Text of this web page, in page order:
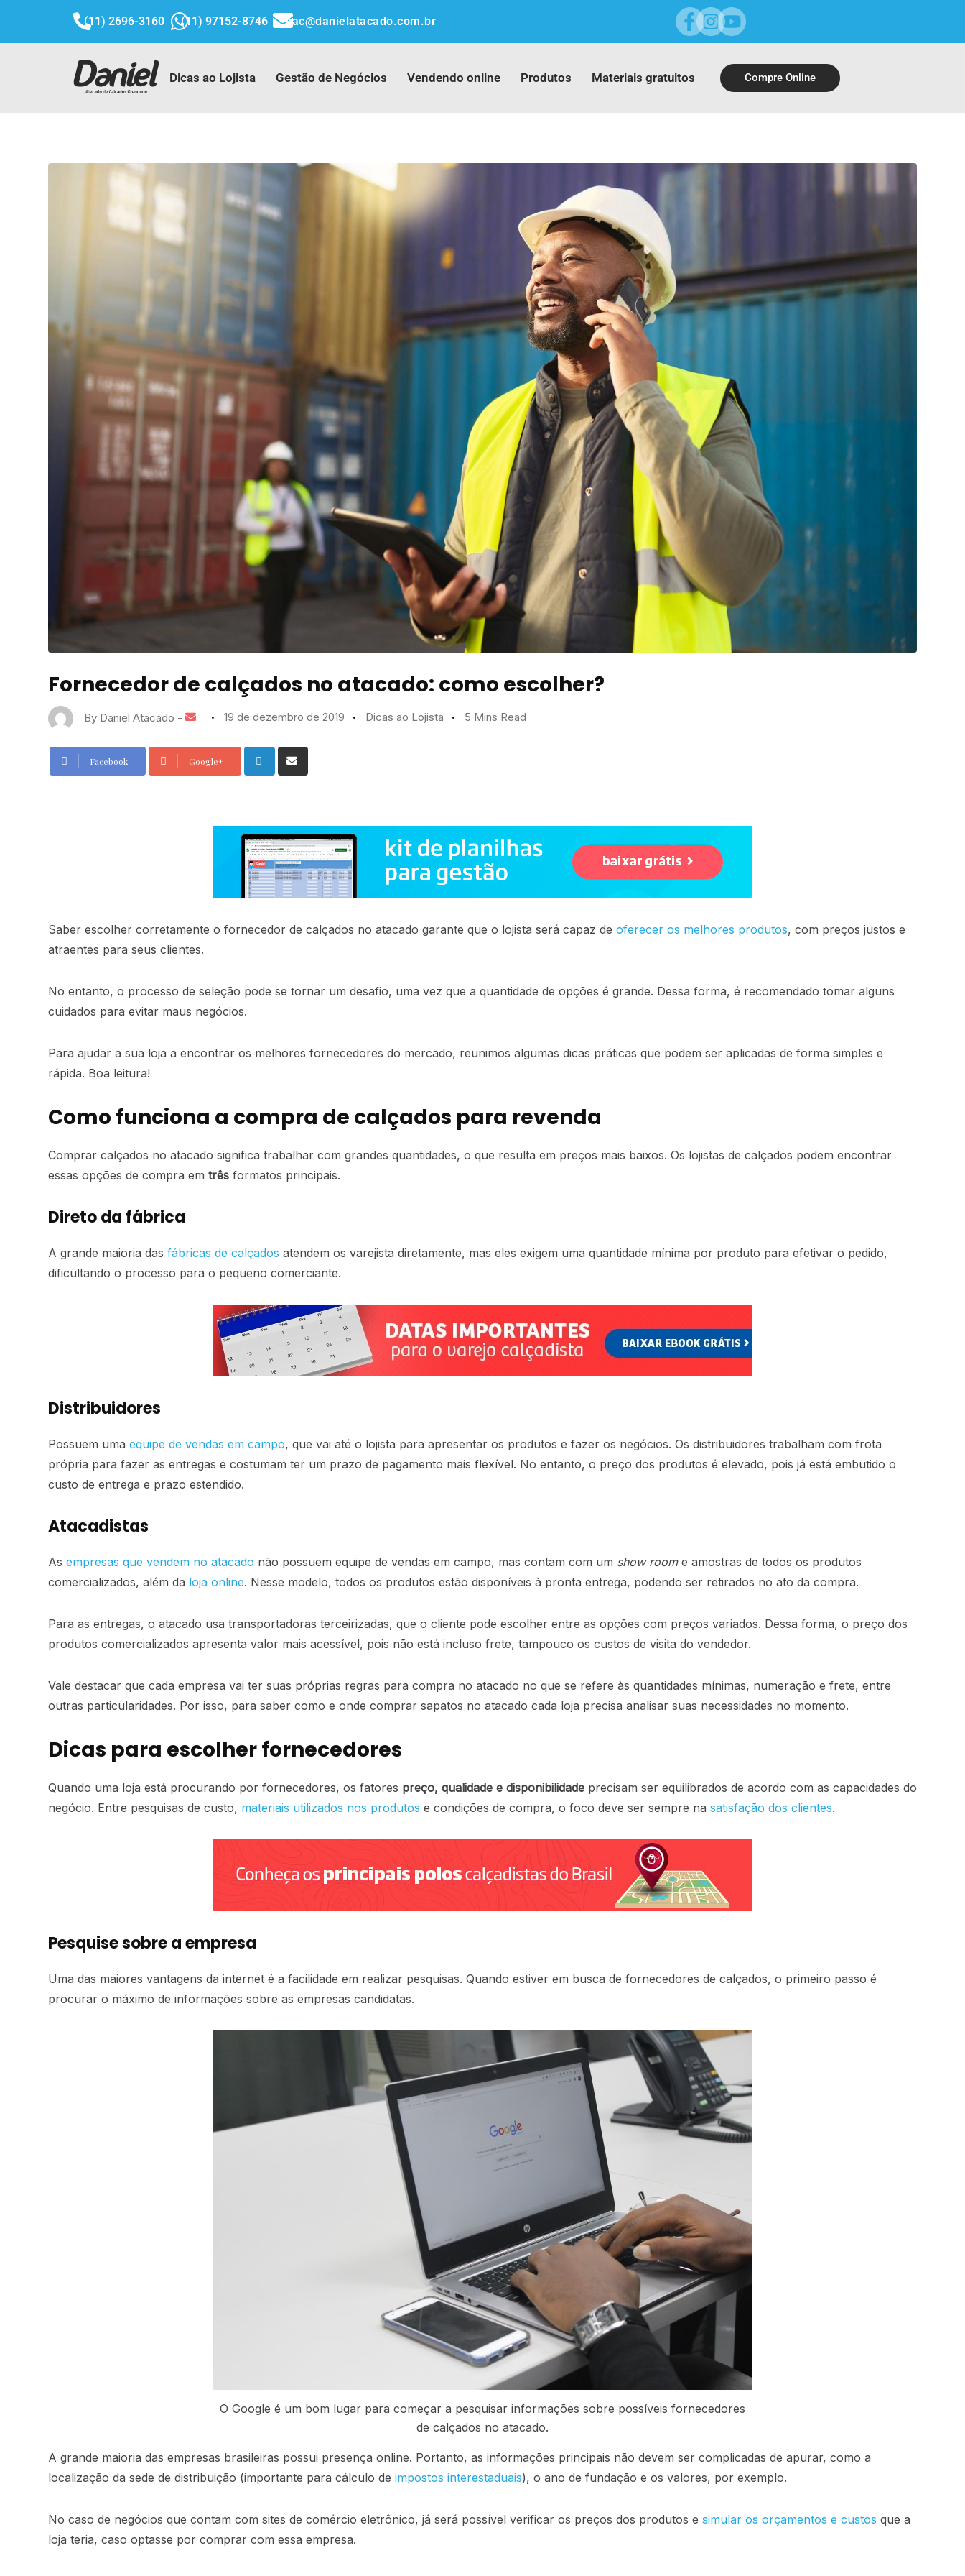
(11) 2696-3160 (11) 97152-8746 sac@danielatacado.com.br
Dicas ao Lojista Gestão de Negócios Vendendo online Produtos Materiais gratuitos Compre Online
Fornecedor de calçados no atacado: como escolher?
By Daniel Atacado - 19 de dezembro de 2019 Dicas ao Lojista 5 Mins Read
Facebook Google+
Saber escolher corretamente o fornecedor de calçados no atacado garante que o lojista será capaz de oferecer os melhores produtos, com preços justos e
atraentes para seus clientes.
No entanto, o processo de seleção pode se tornar um desafio, uma vez que a quantidade de opções é grande. Dessa forma, é recomendado tomar alguns
cuidados para evitar maus negócios.
Para ajudar a sua loja a encontrar os melhores fornecedores do mercado, reunimos algumas dicas práticas que podem ser aplicadas de forma simples e
rápida. Boa leitura!
Como funciona a compra de calçados para revenda
Comprar calçados no atacado significa trabalhar com grandes quantidades, o que resulta em preços mais baixos. Os lojistas de calçados podem encontrar
essas opções de compra em três formatos principais.
Direto da fábrica
A grande maioria das fábricas de calçados atendem os varejista diretamente, mas eles exigem uma quantidade mínima por produto para efetivar o pedido,
dificultando o processo para o pequeno comerciante.
Distribuidores
Possuem uma equipe de vendas em campo, que vai até o lojista para apresentar os produtos e fazer os negócios. Os distribuidores trabalham com frota
própria para fazer as entregas e costumam ter um prazo de pagamento mais flexível. No entanto, o preço dos produtos é elevado, pois já está embutido o
custo de entrega e prazo estendido.
Atacadistas
As empresas que vendem no atacado não possuem equipe de vendas em campo, mas contam com um show roome amostras de todos os produtos
comercializados, além da loja online. Nesse modelo, todos os produtos estão disponíveis à pronta entrega, podendo ser retirados no ato da compra.
Para as entregas, o atacado usa transportadoras terceirizadas, que o cliente pode escolher entre as opções com preços variados. Dessa forma, o preço dos
produtos comercializados apresenta valor mais acessível, pois não está incluso frete, tampouco os custos de visita do vendedor.
Vale destacar que cada empresa vai ter suas próprias regras para compra no atacado no que se refere às quantidades mínimas, numeração e frete, entre
outras particularidades. Por isso, para saber como e onde comprar sapatos no atacado cada loja precisa analisar suas necessidades no momento.
Dicas para escolher fornecedores
Quando uma loja está procurando por fornecedores, os fatores preço, qualidade e disponibilidade precisam ser equilibrados de acordo com as capacidades do
negócio. Entre pesquisas de custo, materiais utilizados nos produtos e condições de compra, o foco deve ser sempre na satisfação dos clientes.
Pesquise sobre a empresa
Uma das maiores vantagens da internet é a facilidade em realizar pesquisas. Quando estiver em busca de fornecedores de calçados, o primeiro passo é
procurar o máximo de informações sobre as empresas candidatas.
O Google é um bom lugar para começar a pesquisar informações sobre possíveis fornecedores
de calçados no atacado.
A grande maioria das empresas brasileiras possui presença online. Portanto, as informações principais não devem ser complicadas de apurar, como a
localização da sede de distribuição (importante para cálculo de impostos interestaduais), o ano de fundação e os valores, por exemplo.
No caso de negócios que contam com sites de comércio eletrônico, já será possível verificar os preços dos produtos e simular os orçamentos e custos que a
loja teria, caso optasse por comprar com essa empresa.